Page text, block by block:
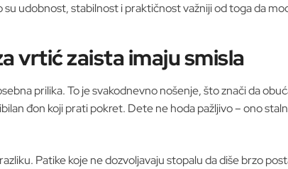
su udobnost, stabilnost i praktičnost važniji od toga da
vrtić zaista imaju smisla
prilika. To je svakodnevno nošenje, što znači da
đon koji prati pokret. Dete ne hoda pažljivo – ono
Patike koje ne dozvoljavaju stopalu da diše brzo